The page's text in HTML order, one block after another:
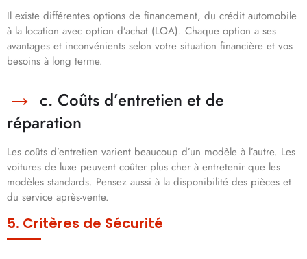
Il existe différentes options de financement, du crédit automobile
à la location avec option d’achat (LOA). Chaque option a ses
avantages et inconvénients selon votre situation financière et vos
besoins à long terme.
c. Coûts d’entretien et de
réparation
Les coûts d’entretien varient beaucoup d’un modèle à l’autre. Les
voitures de luxe peuvent coûter plus cher à entretenir que les
modèles standards. Pensez aussi à la disponibilité des pièces et
du service après-vente.
5. Critères de Sécurité